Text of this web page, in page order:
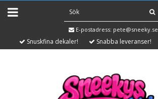
E-postadress: pete@sneeky.se
Snuskfina dekaler! Snabba leveranser!